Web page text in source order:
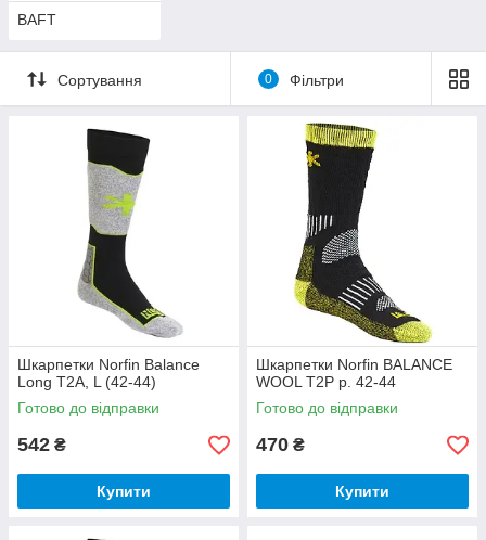
BAFT
Сортування 0 Фільтри
Шкарпетки Norfin Balance
Long T2A, L (42-44)
Готово до відправки
542 ₴
Купити
Шкарпетки Norfin BALANCE
WOOL T2P р. 42-44
Готово до відправки
470 ₴
Купити